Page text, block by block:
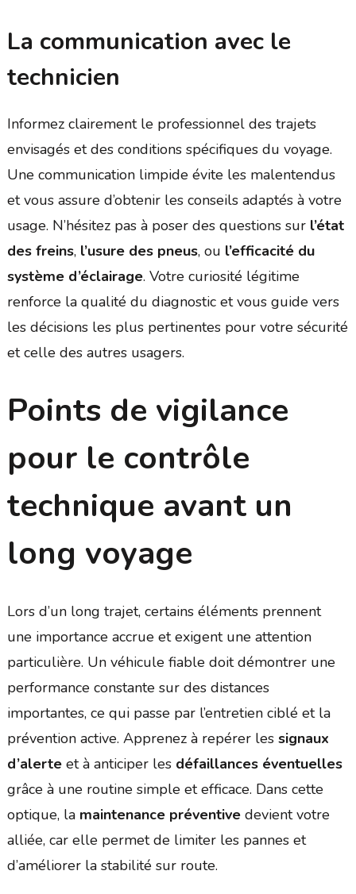
La communication avec le
technicien
Informez clairement le professionnel des trajets
envisagés et des conditions spécifiques du voyage.
Une communication limpide évite les malentendus
et vous assure d’obtenir les conseils adaptés à votre
usage. N’hésitez pas à poser des questions sur l’état
des freins, l’usure des pneus, ou l’efficacité du
système d’éclairage. Votre curiosité légitime
renforce la qualité du diagnostic et vous guide vers
les décisions les plus pertinentes pour votre sécurité
et celle des autres usagers.
Points de vigilance
pour le contrôle
technique avant un
long voyage
Lors d’un long trajet, certains éléments prennent
une importance accrue et exigent une attention
particulière. Un véhicule fiable doit démontrer une
performance constante sur des distances
importantes, ce qui passe par l’entretien ciblé et la
prévention active. Apprenez à repérer les signaux
d’alerteet à anticiper les défaillances éventuelles
grâce à une routine simple et efficace. Dans cette
optique, la maintenance préventivedevient votre
alliée, car elle permet de limiter les pannes et
d’améliorer la stabilité sur route.